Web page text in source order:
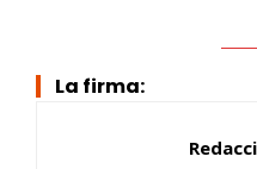
La firma: